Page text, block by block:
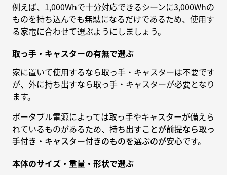
例えば、1,000Whで十分対応できるシーンに3,000Whの
ものを持ち込んでも無駄になるだけであるため、使用す
る家電に合わせて選ぶようにしましょう。
取っ手・キャスターの有無で選ぶ
家に置いて使用するなら取っ手・キャスターは不要です
が、外に持ち出すなら取っ手・キャスターが必要となり
ます。
ポータブル電源によっては取っ手やキャスターが備えら
れているものがあるため、 持ち出すことが前提なら取っ
手付き・キャスター付きのものを選ぶのが安心です。
本体のサイズ・重量・形状で選ぶ